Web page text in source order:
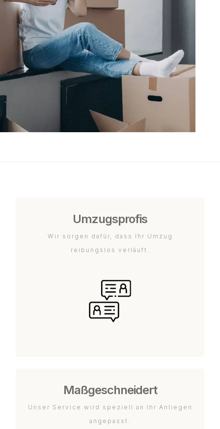
Umzugsprofis
Wir sorgen dafür, dass Ihr Umzug
reibungslos verläuft.
Maßgeschneidert
Unser Service wird speziell an Ihr Anliegen
angepasst.